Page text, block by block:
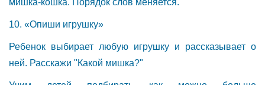
10. «Опиши игрушку»
Ребенок выбирает любую игрушку и рассказывает о
ней. Расскажи "Какой мишка?"